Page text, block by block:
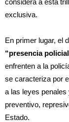
considera a esta
exclusiva.
En primer lugar, el
“presencia
enfrenten a la
se caracteriza por
a las leyes penales
preventivo,
Estado.